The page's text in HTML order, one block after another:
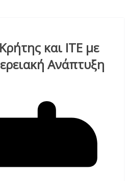
και ΙΤΕ με
Ανάπτυξη